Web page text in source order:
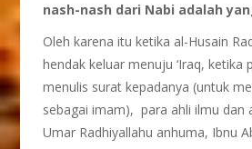
nash-nash dari Nabi adalah
Oleh karena itu ketika al-Husain
hendak keluar menuju ‘Iraq, ketika
menulis surat kepadanya (untuk
sebagai imam), para ahli ilmu dan
Umar Radhiyallahu anhuma, Ibnu